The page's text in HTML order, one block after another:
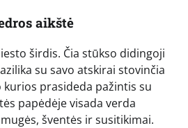
aikštė
širdis. Čia stūkso didingoji
su savo atskirai stovinčia
kurios prasideda pažintis su
papėdėje visada verda
šventės ir susitikimai.